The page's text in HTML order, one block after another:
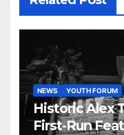
NEWS YOUTH FORUM
Historic Alex
First-Run